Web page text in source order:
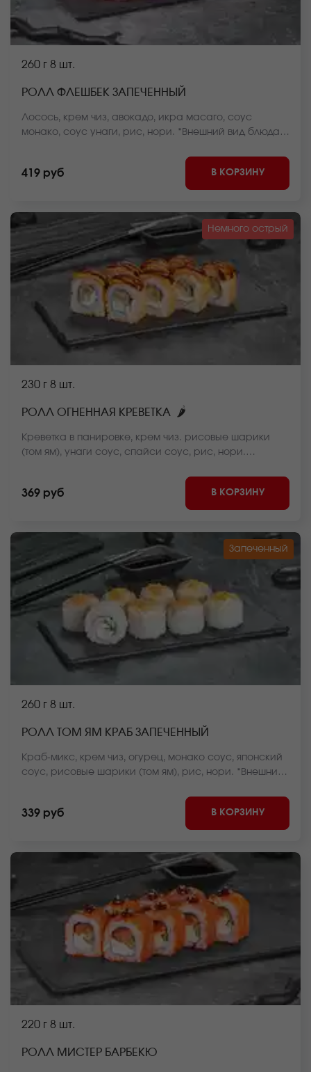
260 г 8 шт.
РОЛЛ ФЛЕШБЕК ЗАПЕЧЕННЫЙ
Лосось, крем чиз, авокадо, икра масаго, соус
монако, соус унаги, рис, нори. *Внешний вид блюда
419 руб В КОРЗИНУ
Немного острый
230 г 8 шт.
РОЛЛ ОГНЕННАЯ КРЕВЕТКА 🌶
Креветка в панировке, крем чиз. рисовые шарики
(том ям), унаги соус, спайси соус, рис, нори.
369 руб В КОРЗИНУ
Запеченный
260 г 8 шт.
РОЛЛ ТОМ ЯМ КРАБ ЗАПЕЧЕННЫЙ
Краб-микс, крем чиз, огурец, монако соус, японский
соус, рисовые шарики (том ям), рис, нори. *Внешний
339 руб В КОРЗИНУ
220 г 8 шт.
РОЛЛ МИСТЕР БАРБЕКЮ